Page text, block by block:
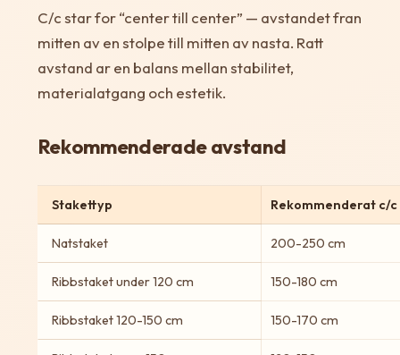
C/c star for “center till center” — avstandet fran
mitten av en stolpe till mitten av nasta. Ratt
avstand ar en balans mellan stabilitet,
materialatgang och estetik.
Rekommenderade avstand
Stakettyp Rekommenderat c/c
Natstaket 200-250 cm
Ribbstaket under 120 cm 150-180 cm
Ribbstaket 120-150 cm 150-170 cm